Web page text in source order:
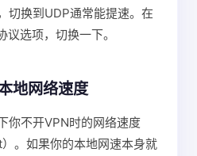
切换到UDP通常能提速。在
选项，切换一下。
地网络速度
你不开VPN时的网络速度
。如果你的本地网速本身就